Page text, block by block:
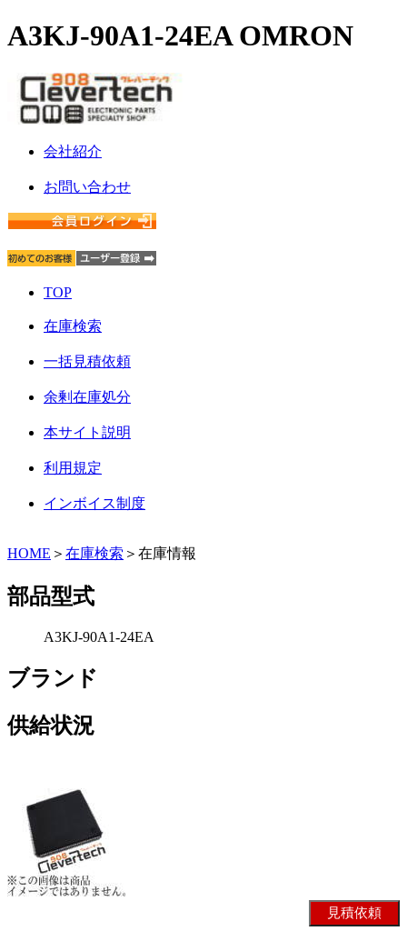
A3KJ-90A1-24EA OMRON
会社紹介
お問い合わせ
TOP
在庫検索
一括見積依頼
余剰在庫処分
本サイト説明
利用規定
インボイス制度
HOME ＞ 在庫検索 ＞在庫情報
部品型式
A3KJ-90A1-24EA
ブランド
供給状況